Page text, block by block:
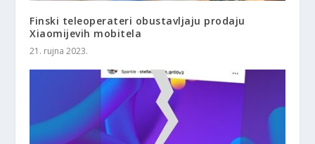
Finski teleoperateri obustavljaju prodaju
Xiaomijevih mobitela
21. rujna 2023.